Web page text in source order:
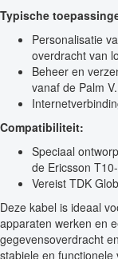
Typische
Personalisatie
overdracht van
Beheer en
vanaf de Palm V.
Compatibiliteit:
Speciaal
de Ericsson
Vereist TDK
Deze kabel is ideaal
apparaten werken en
gegevensoverdracht
stabiele en